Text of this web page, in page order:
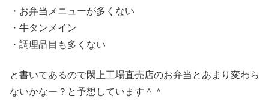
・お弁当メニューが多くない
・牛タンメイン
・調理品目も多くない
と書いてあるので閖上工場直売店のお弁当とあまり変わら
ないかなー？と予想しています＾＾